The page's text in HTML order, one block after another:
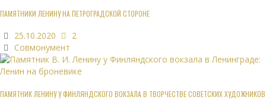
ПАМЯТНИКИ ЛЕНИНУ НА ПЕТРОГРАДСКОЙ СТОРОНЕ
25.10.2020
2
Совмонумент
ПАМЯТНИК ЛЕНИНУ У ФИНЛЯНДСКОГО ВОКЗАЛА В ТВОРЧЕСТВЕ СОВЕТСКИХ ХУДОЖНИКОВ